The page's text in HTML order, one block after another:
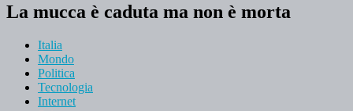
La mucca è caduta ma non è morta
Italia
Mondo
Politica
Tecnologia
Internet